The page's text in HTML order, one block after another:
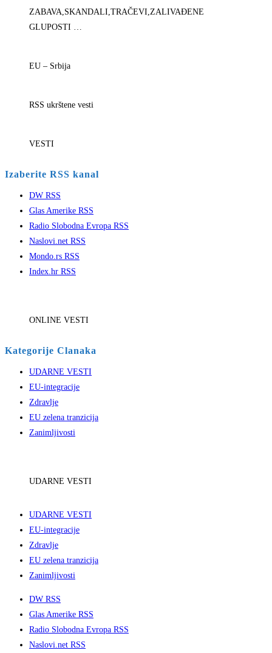
ZABAVA,SKANDALI,TRAČEVI,ZALIVAĐENE
GLUPOSTI …
EU – Srbija
RSS ukrštene vesti
VESTI
Izaberite RSS kanal
DW RSS
Glas Amerike RSS
Radio Slobodna Evropa RSS
Naslovi.net RSS
Mondo.rs RSS
Index.hr RSS
ONLINE VESTI
Kategorije Clanaka
UDARNE VESTI
EU-integracije
Zdravlje
EU zelena tranzicija
Zanimljivosti
UDARNE VESTI
UDARNE VESTI
EU-integracije
Zdravlje
EU zelena tranzicija
Zanimljivosti
DW RSS
Glas Amerike RSS
Radio Slobodna Evropa RSS
Naslovi.net RSS